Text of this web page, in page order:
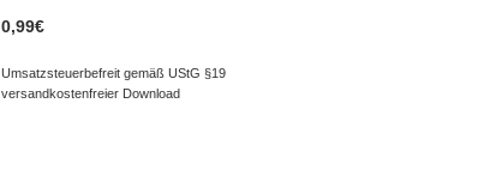
0,99€
Umsatzsteuerbefreit gemäß UStG §19
versandkostenfreier Download